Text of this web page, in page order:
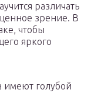
различать
зрение. В
чтобы
яркого
имеют голубой